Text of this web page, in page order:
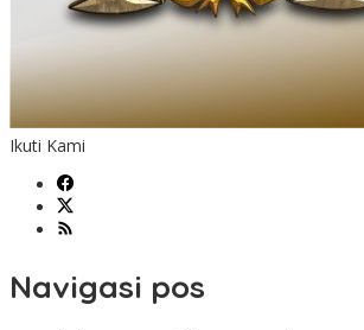
Ikuti Kami
Navigasi pos